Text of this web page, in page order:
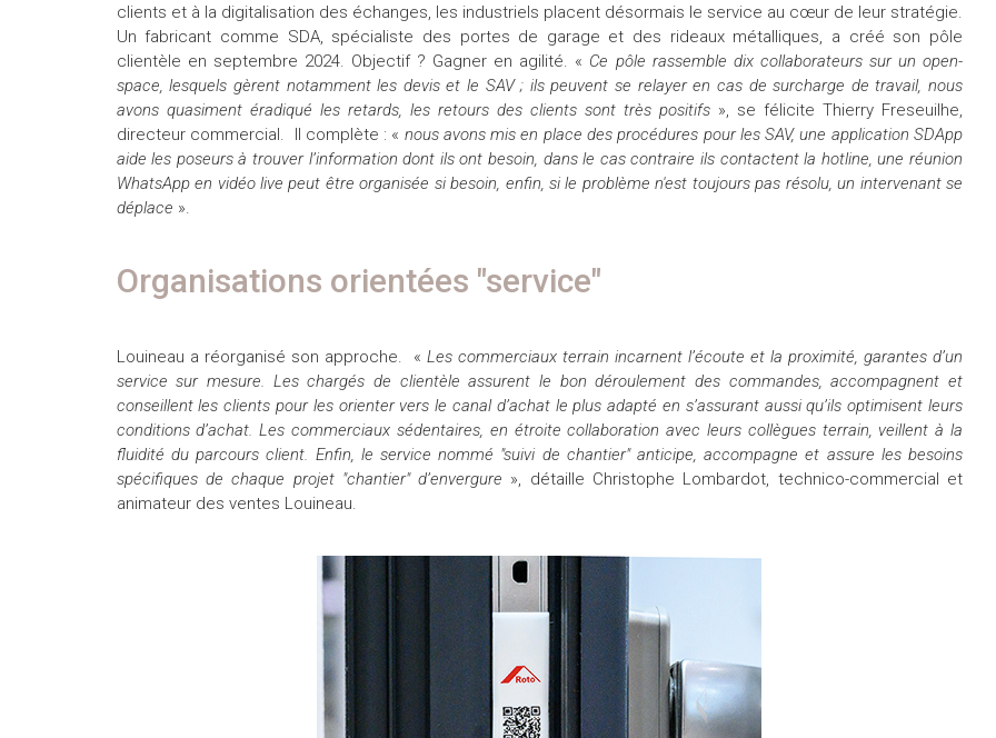
clients et à la digitalisation des échanges, les industriels placent désormais le service au cœur de leur stratégie.
Un fabricant comme SDA, spécialiste des portes de garage et des rideaux métalliques, a créé son pôle
clientèle en septembre 2024. Objectif ? Gagner en agilité. « Ce pôle rassemble dix collaborateurs sur un open-
space, lesquels gèrent notamment les devis et le SAV ; ils peuvent se relayer en cas de surcharge de travail, nous
avons quasiment éradiqué les retards, les retours des clients sont très positifs», se félicite Thierry Freseuilhe,
directeur commercial. Il complète : « nous avons mis en place des procédures pour les SAV, une application SDApp
aide les poseurs à trouver l’information dont ils ont besoin, dans le cas contraire ils contactent la hotline, une réunion
WhatsApp en vidéo live peut être organisée si besoin, enfin, si le problème n'est toujours pas résolu, un intervenant se
déplace ».
Organisations orientées "service"
Louineau a réorganisé son approche. « Les commerciaux terrain incarnent l’écoute et la proximité, garantes d’un
service sur mesure. Les chargés de clientèle assurent le bon déroulement des commandes, accompagnent et
conseillent les clients pour les orienter vers le canal d’achat le plus adapté en s’assurant aussi qu’ils optimisent leurs
conditions d’achat. Les commerciaux sédentaires, en étroite collaboration avec leurs collègues terrain, veillent à la
fluidité du parcours client. Enfin, le service nommé "suivi de chantier" anticipe, accompagne et assure les besoins
spécifiques de chaque projet "chantier" d’envergure », détaille Christophe Lombardot, technico-commercial et
animateur des ventes Louineau.